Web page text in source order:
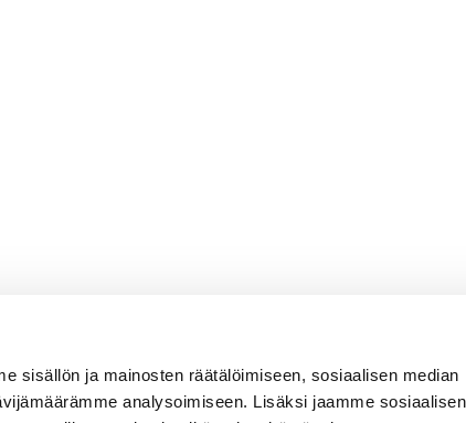
sisällön ja mainosten räätälöimiseen, sosiaalisen median
analysoimiseen. Lisäksi jaamme